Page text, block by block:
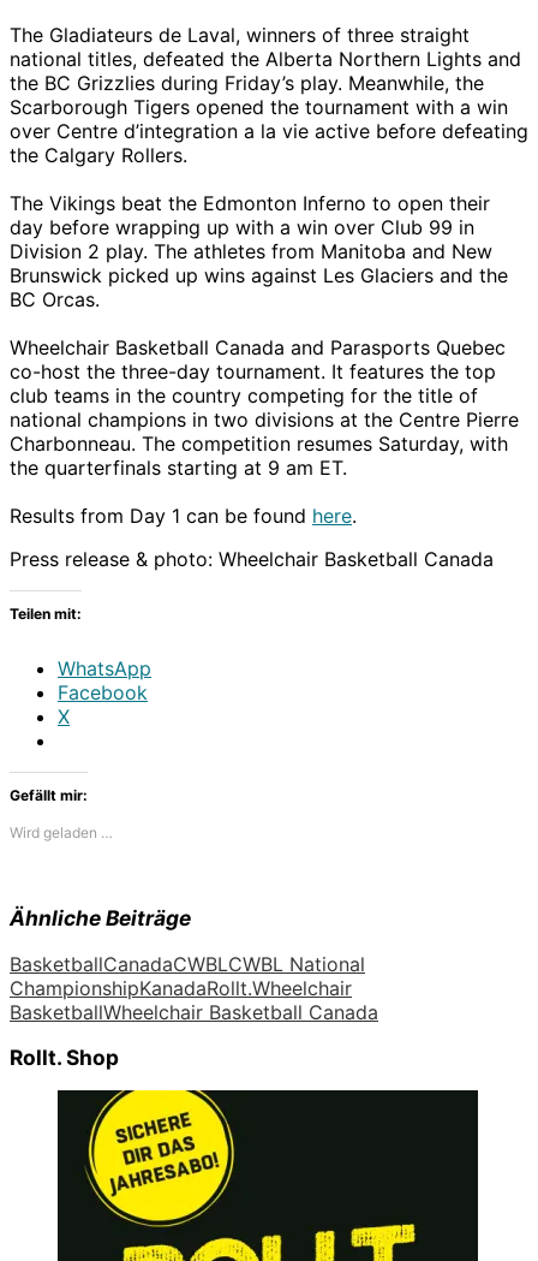
The Gladiateurs de Laval, winners of three straight
national titles, defeated the Alberta Northern Lights and
the BC Grizzlies during Friday’s play. Meanwhile, the
Scarborough Tigers opened the tournament with a win
over Centre d’integration a la vie active before defeating
the Calgary Rollers.
The Vikings beat the Edmonton Inferno to open their
day before wrapping up with a win over Club 99 in
Division 2 play. The athletes from Manitoba and New
Brunswick picked up wins against Les Glaciers and the
BC Orcas.
Wheelchair Basketball Canada and Parasports Quebec
co-host the three-day tournament. It features the top
club teams in the country competing for the title of
national champions in two divisions at the Centre Pierre
Charbonneau. The competition resumes Saturday, with
the quarterfinals starting at 9 am ET.
Results from Day 1 can be found here.
Press release & photo: Wheelchair Basketball Canada
Teilen mit:
WhatsApp
Facebook
X
Gefällt mir:
Wird geladen …
Ähnliche Beiträge
BasketballCanadaCWBLCWBL National
ChampionshipKanadaRollt.Wheelchair
BasketballWheelchair Basketball Canada
Rollt. Shop